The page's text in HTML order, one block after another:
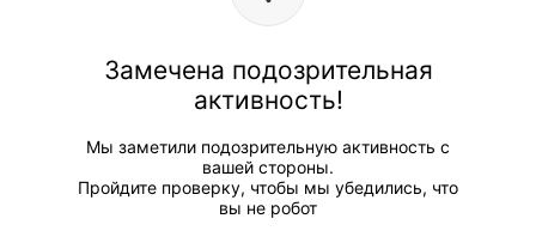
Замечена подозрительная
активность!
Мы заметили подозрительную активность с
вашей стороны.
Пройдите проверку, чтобы мы убедились, что
вы не робот